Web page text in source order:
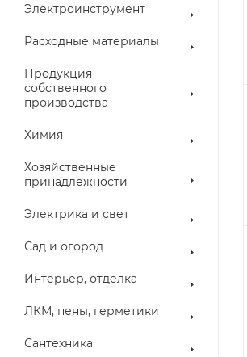
Электроинструмент
Расходные материалы
Продукция
собственного
производства
Химия
Хозяйственные
принадлежности
Электрика и свет
Сад и огород
Интерьер, отделка
ЛКМ, пены, герметики
Сантехника